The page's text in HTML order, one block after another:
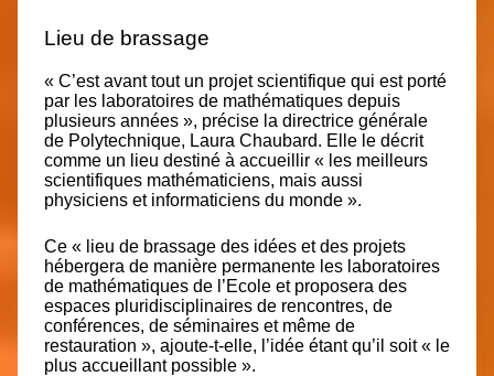
Lieu de brassage
« C’est avant tout un projet scientifique qui est porté
par les laboratoires de mathématiques depuis
plusieurs années », précise la directrice générale
de Polytechnique, Laura Chaubard. Elle le décrit
comme un lieu destiné à accueillir « les meilleurs
scientifiques mathématiciens, mais aussi
physiciens et informaticiens du monde ».
Ce « lieu de brassage des idées et des projets
hébergera de manière permanente les laboratoires
de mathématiques de l’Ecole et proposera des
espaces pluridisciplinaires de rencontres, de
conférences, de séminaires et même de
restauration », ajoute-t-elle, l’idée étant qu’il soit « le
plus accueillant possible ».